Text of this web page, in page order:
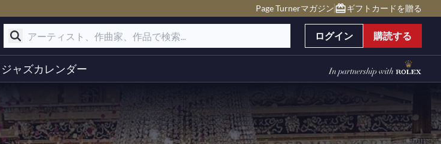
Page Turnerマガジン ギフトカードを贈る
ログイン 購読する
ジャズカレンダー